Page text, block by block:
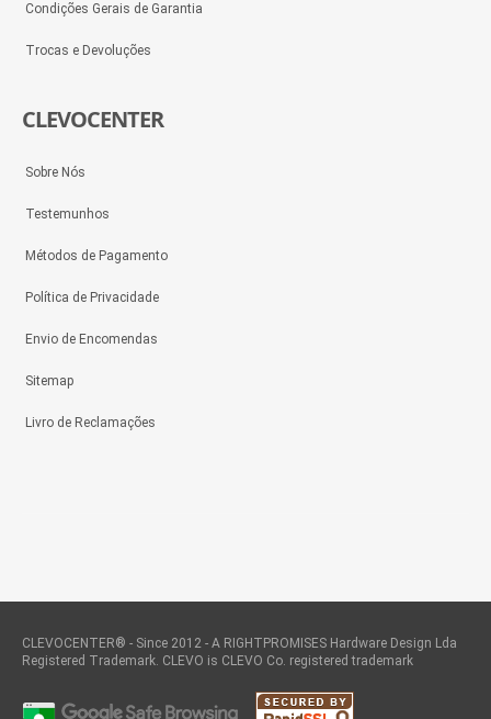
Condições Gerais de Garantia
Trocas e Devoluções
CLEVOCENTER
Sobre Nós
Testemunhos
Métodos de Pagamento
Política de Privacidade
Envio de Encomendas
Sitemap
Livro de Reclamações
CLEVOCENTER® - Since 2012 - A RIGHTPROMISES Hardware Design Lda
Registered Trademark. CLEVO is CLEVO Co. registered trademark